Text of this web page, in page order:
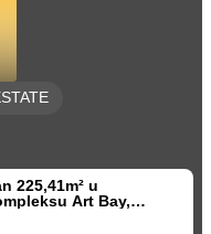
225,41m² u
Art Bay,